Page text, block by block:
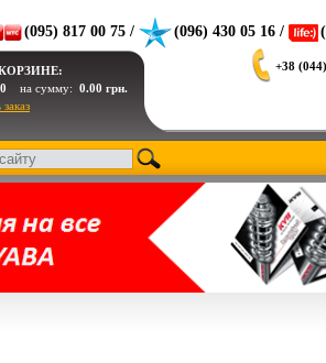
(095) 817 00 75 / (096) 430 05 16 /
0 на сумму: 0.00 грн.
+38 (044)